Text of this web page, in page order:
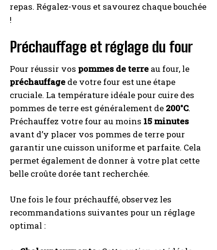
repas. Régalez-vous et savourez chaque bouchée
!
Préchauffage et réglage du four
Pour réussir vos pommes de terre au four, le
préchauffage de votre four est une étape
cruciale. La température idéale pour cuire des
pommes de terre est généralement de 200°C.
Préchauffez votre four au moins 15 minutes
avant d’y placer vos pommes de terre pour
garantir une cuisson uniforme et parfaite. Cela
permet également de donner à votre plat cette
belle croûte dorée tant recherchée.
Une fois le four préchauffé, observez les
recommandations suivantes pour un réglage
optimal :